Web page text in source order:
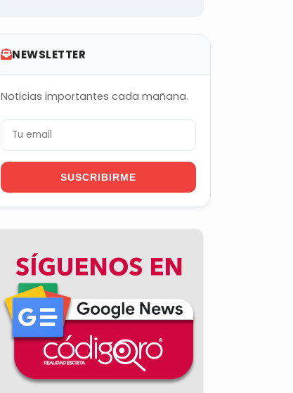
NEWSLETTER
Noticias importantes cada mañana.
SUSCRIBIRME